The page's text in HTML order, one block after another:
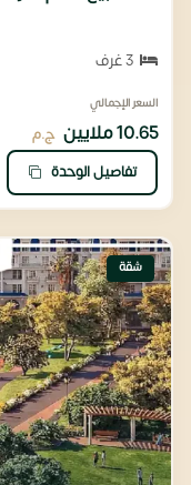
السعر الإجمالي
10.65 ملايين ج.م
تفاصيل الوحدة
شقة